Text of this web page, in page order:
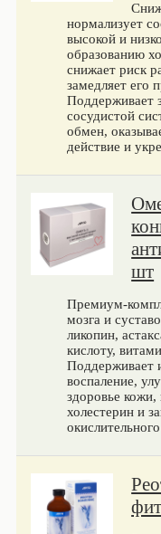
нормализует
высокой и
образованию
снижает риск
замедляет его
Поддерживает
сосудистой
обмен,
действие и
шт
Премиум-
мозга и
ликопин,
кислоту,
Поддерживает
воспаление,
здоровье кожи,
холестерин и